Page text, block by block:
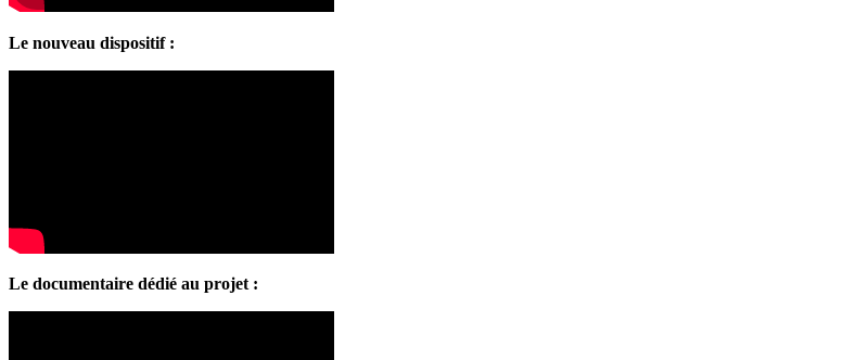
Le nouveau dispositif :
Le documentaire dédié au projet :